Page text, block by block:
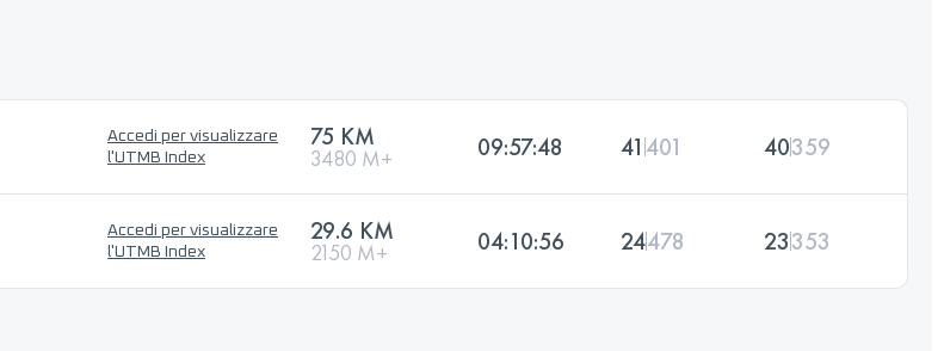
Accedi per visualizzare
l'UTMB Index
75 KM
3480 M+ 09:57:48 41 401 40359
Accedi per visualizzare
l'UTMB Index
29.6 KM
2150 M+ 04:10:56 24478 23353